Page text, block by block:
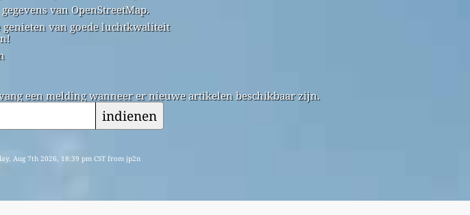
van OpenStreetMap.
genieten van goede luchtkwaliteit
een melding wanneer er nieuwe artikelen beschikbaar zijn.
indienen
Aug 7th 2026, 18:39 pm CST from jp2n